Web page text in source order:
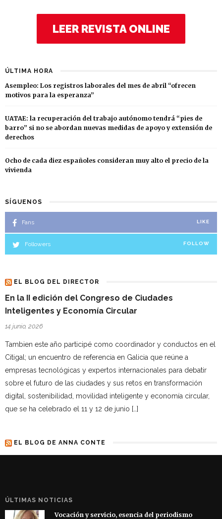
LEER REVISTA ONLINE
ÚLTIMA HORA
Asempleo: Los registros laborales del mes de abril “ofrecen
motivos para la esperanza”
UATAE: la recuperación del trabajo autónomo tendrá “pies de
barro” si no se abordan nuevas medidas de apoyo y extensión de
derechos
Ocho de cada diez españoles consideran muy alto el precio de la
vivienda
SÍGUENOS
Fans LIKE
Followers FOLLOW
EL BLOG DEL DIRECTOR
En la II edición del Congreso de Ciudades
Inteligentes y Economía Circular
14 junio, 2026
Tambien este año participé como coordinador y conductos en el
Citigal; un encuentro de referencia en Galicia que reúne a
empresas tecnológicas y expertos internacionales para debatir
sobre el futuro de las ciudades y sus retos en transformación
digital, sostenibilidad, movilidad inteligente y economía circular,
que se ha celebrado el 11 y 12 de junio […]
EL BLOG DE ANNA CONTE
ÚLTIMAS NOTICIAS
Vocación y servicio, esencia del periodismo